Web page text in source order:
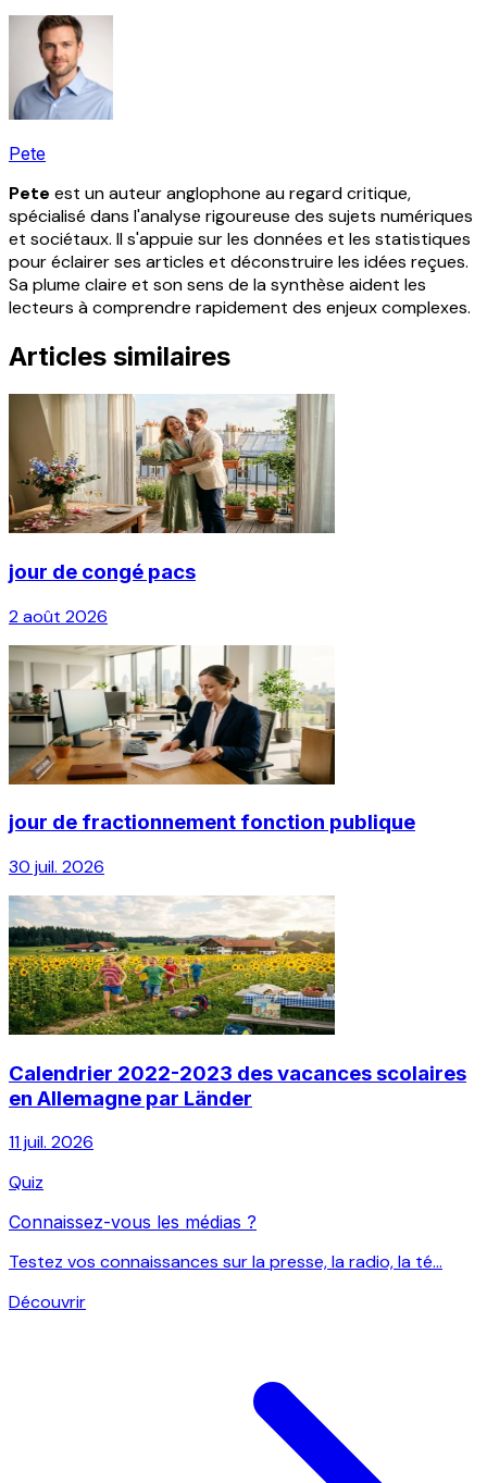
Pete
Pete est un auteur anglophone au regard critique,
spécialisé dans l'analyse rigoureuse des sujets numériques
et sociétaux. Il s'appuie sur les données et les statistiques
pour éclairer ses articles et déconstruire les idées reçues.
Sa plume claire et son sens de la synthèse aident les
lecteurs à comprendre rapidement des enjeux complexes.
Articles similaires
jour de congé pacs
2 août 2026
jour de fractionnement fonction publique
30 juil. 2026
Calendrier 2022-2023 des vacances scolaires
en Allemagne par Länder
11 juil. 2026
Quiz
Connaissez-vous les médias ?
Testez vos connaissances sur la presse, la radio, la té...
Découvrir